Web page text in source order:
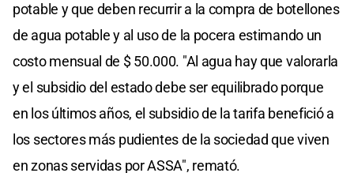
potable y que deben recurrir a la compra de botellones
de agua potable y al uso de la pocera estimando un
costo mensual de $ 50.000. "Al agua hay que valorarla
y el subsidio del estado debe ser equilibrado porque
en los últimos años, el subsidio de la tarifa benefició a
los sectores más pudientes de la sociedad que viven
en zonas servidas por ASSA", remató.